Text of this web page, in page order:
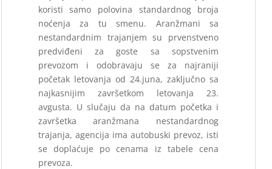
koristi samo polovina standardnog broja
noćenja za tu smenu. Aranžmani sa
nestandardnim trajanjem su prvenstveno
predviđeni za goste sasopstvenim
prevozom i odobravaju se za najraniji
početak letovanja od 24.juna, zaključnosa
najkasnijim završetkom letovanja 23.
avgusta. U slučaju da na datum početka i
završetka aranžmana nestandardnog
trajanja, agencija ima autobuski prevoz, isti
sedoplaćuje po cenama iz tabele cena
prevoza.